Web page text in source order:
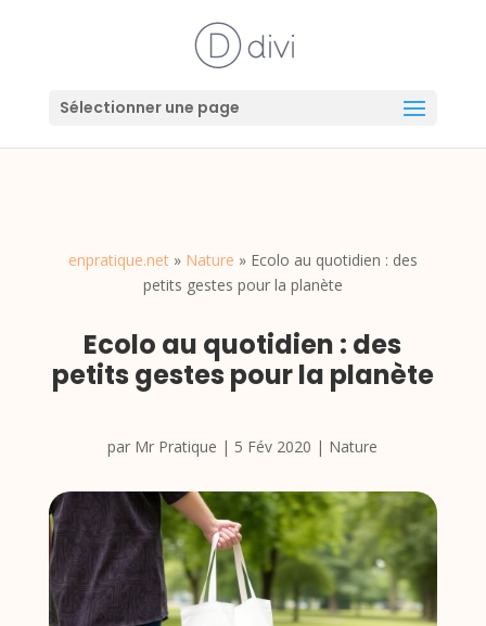
Sélectionner une page
enpratique.net» Nature » Ecolo au quotidien : des
petits gestes pour la planète
Ecolo au quotidien : des
petits gestes pour la planète
par Mr Pratique | 5 Fév 2020 | Nature